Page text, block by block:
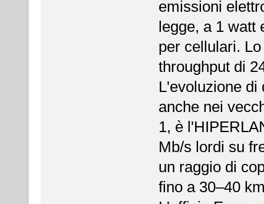
emissioni
legge, a 1 watt
per cellulari.
throughput di
L'evoluzione di
anche nei
1, è
Mb/s lordi su
un raggio di
fino a 30–40